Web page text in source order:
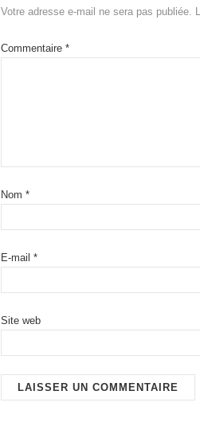
Votre adresse e-mail ne sera pas publiée.
Commentaire *
Nom *
E-mail *
Site web